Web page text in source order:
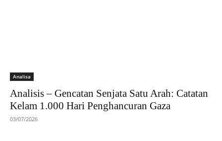
Analisa
Analisis – Gencatan Senjata Satu Arah: Catatan
Kelam 1.000 Hari Penghancuran Gaza
03/07/2026